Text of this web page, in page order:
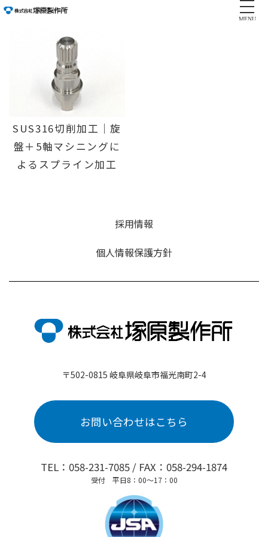
MENU
SUS316切削加工｜旋
盤＋5軸マシニングに
よるスプライン加工
採用情報
個人情報保護方針
〒502-0815 岐阜県岐阜市福光南町2-4
お問い合わせはこちら
TEL：058-231-7085 / FAX：058-294-1874
受付 平日8：00～17：00